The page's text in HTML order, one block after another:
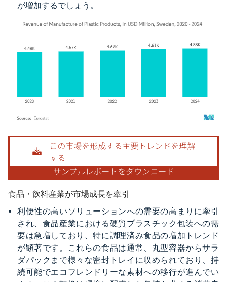
が増加するでしょう。
画像 © Mordor Intelligence。再利用にはCC BY 4.0の表示が必要です。
食品・飲料産業が市場成長を牽引
利便性の高いソリューションへの需要の高まりに牽引
され、食品産業における硬質プラスチック包装への需
要は急増しており、特に調理済み食品の増加トレンド
が顕著です。これらの食品は通常、丸型容器からサラ
ダパックまで様々な密封トレイに収められており、持
続可能でエコフレンドリーな素材への移行が進んでい